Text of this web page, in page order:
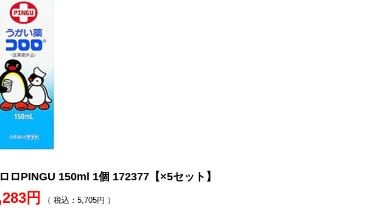
ロPINGU 150ml 1個 172377【×5セット】
円 （ 税込：5,705円 ）